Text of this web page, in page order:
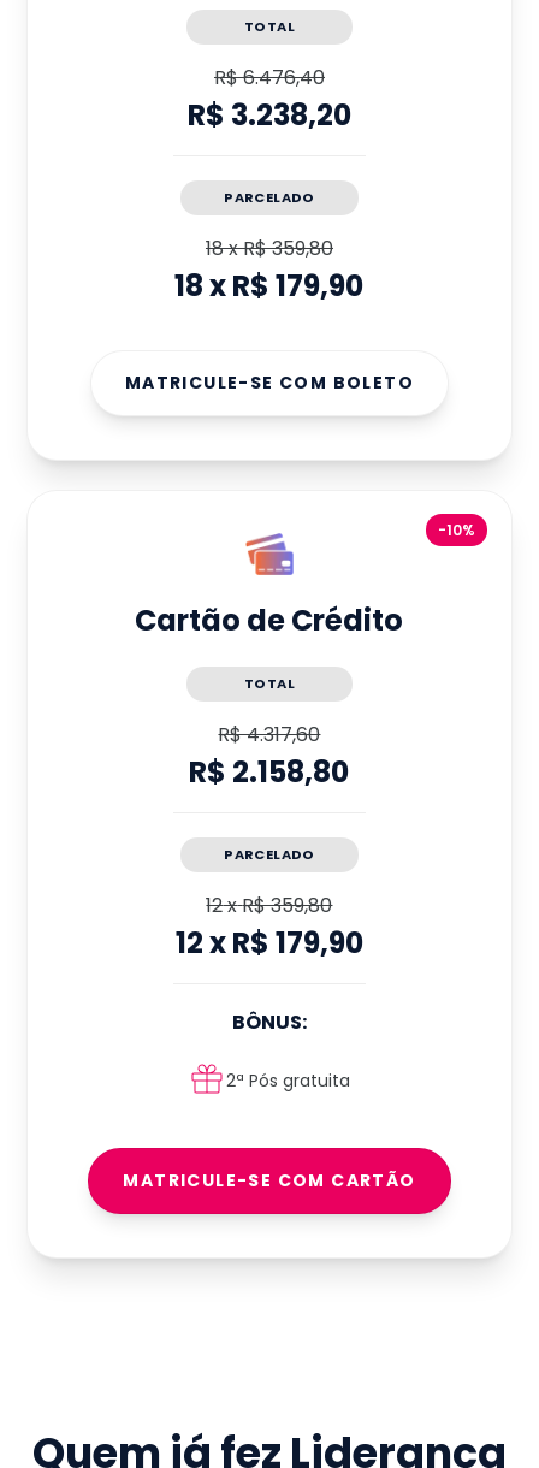
TOTAL
R$ 6.476,40
R$ 3.238,20
PARCELADO
18xR$ 359,80
18xR$ 179,90
MATRICULE-SE COM BOLETO
-10%
Cartão de Crédito
TOTAL
R$ 4.317,60
R$ 2.158,80
PARCELADO
12xR$ 359,80
12xR$ 179,90
BÔNUS:
2ª Pós gratuita
MATRICULE-SE COM CARTÃO
Quem já fez Liderança